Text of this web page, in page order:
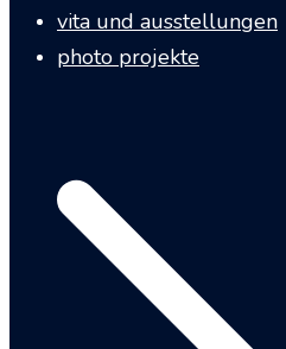
vita und ausstellungen
photo projekte